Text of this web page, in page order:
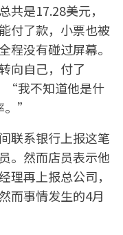
共是17.28美元，
付了款，小票也被
程没有碰过屏幕。
向自己，付了
“我不知道他是什
”
联系银行上报这笔
。然而店员表示他
理再上报总公司，
而事情发生的4月